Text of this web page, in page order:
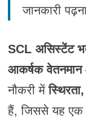
जानकारी
SCL असिस्टेंट
आकर्षक वेतनमान
नौकरी में
हैं, जिससे यह एक